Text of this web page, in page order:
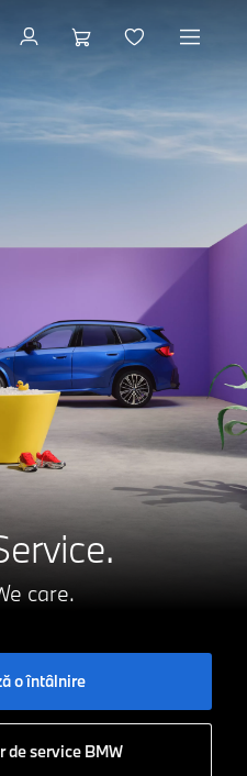
care.
o întâlnire
de service BMW
Programare online